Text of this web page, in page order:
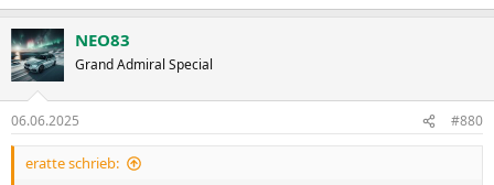
NEO83
Grand Admiral Special
06.06.2025 #880
eratte schrieb: